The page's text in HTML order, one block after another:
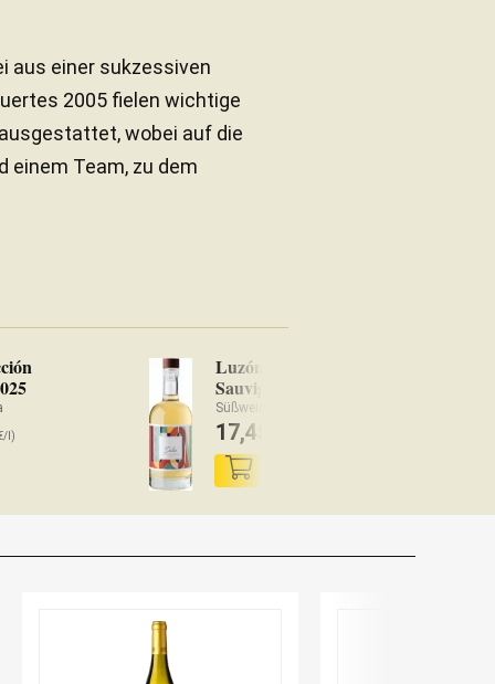
aus einer sukzessiven
2005 fielen wichtige
wobei auf die
einem Team, zu dem
l)
Luzón Dulce
Sauvignon Blanc 2024
Süßwein Jumilla
17,45